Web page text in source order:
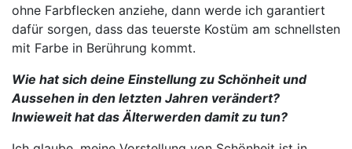
ohne Farbflecken anziehe, dann werde ich garantiert
dafür sorgen, dass das teuerste Kostüm am schnellsten
mit Farbe in Berührung kommt.
Wie hat sich deine Einstellung zu Schönheit und
Aussehen in den letzten Jahren verändert?
Inwieweit hat das Älterwerden damit zu tun?